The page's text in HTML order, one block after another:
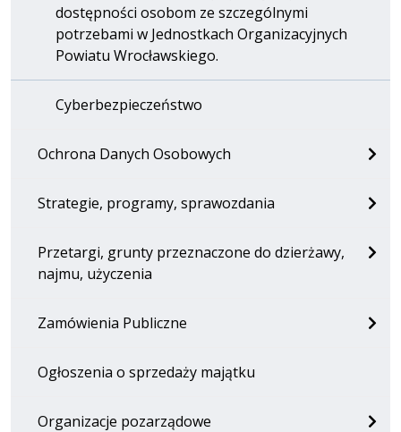
dostępności osobom ze szczególnymi
potrzebami w Jednostkach Organizacyjnych
Powiatu Wrocławskiego.
Cyberbezpieczeństwo
Ochrona Danych Osobowych
Strategie, programy, sprawozdania
Przetargi, grunty przeznaczone do dzierżawy,
najmu, użyczenia
Zamówienia Publiczne
Ogłoszenia o sprzedaży majątku
Organizacje pozarządowe